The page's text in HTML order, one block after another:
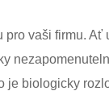
vaši firmu.
biologicky